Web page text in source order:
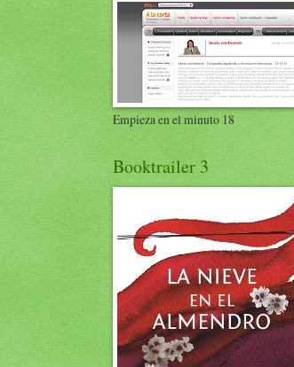
Empieza en el minuto 18
Booktrailer 3